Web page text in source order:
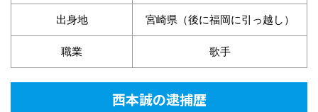
出身地 宮崎県（後に福岡に引っ越し）
職業 歌手
西本誠の逮捕歴